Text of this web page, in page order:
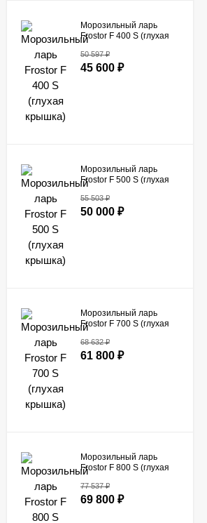
Морозильный ларь
Frostor F 400 S (глухая
крышка)
50 597₽
45 600 ₽
Морозильный ларь
Frostor F 500 S (глухая
крышка)
55 503₽
50 000 ₽
Морозильный ларь
Frostor F 700 S (глухая
крышка)
68 632₽
61 800 ₽
Морозильный ларь
Frostor F 800 S (глухая
крышка)
77 537₽
69 800 ₽